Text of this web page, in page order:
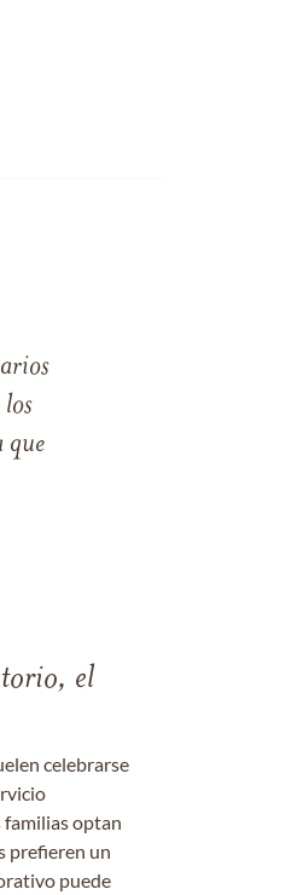
que
el
celebrarse
familias optan
prefieren un
puede